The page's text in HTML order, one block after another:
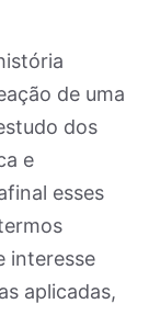
de uma
dos
e
esses
interesse
aplicadas,